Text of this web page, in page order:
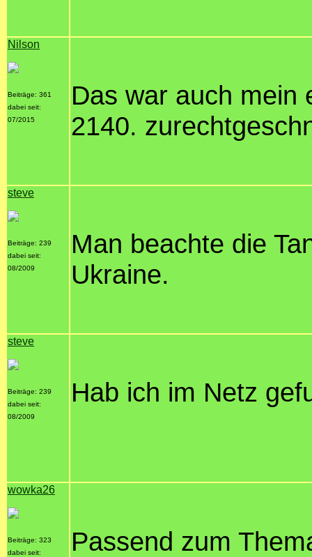
Nilson
Beiträge: 361
dabei seit:
07/2015
Das war auch mein
2140.
steve
Beiträge: 239
dabei seit:
08/2009
Man beachte die
Ukraine.
steve
Beiträge: 239
dabei seit:
08/2009
Hab ich im Netz
wowka26
Beiträge: 323
dabei seit:
Passend zum